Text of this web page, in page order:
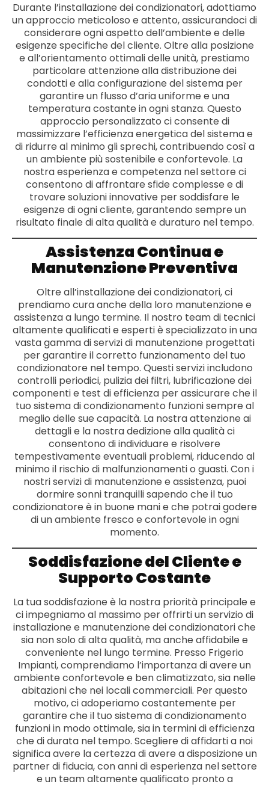
Durante l’installazione dei condizionatori, adottiamo
un approccio meticoloso e attento, assicurandoci di
considerare ogni aspetto dell’ambiente e delle
esigenze specifiche del cliente. Oltre alla posizione
e all’orientamento ottimali delle unità, prestiamo
particolare attenzione alla distribuzione dei
condotti e alla configurazione del sistema per
garantire un flusso d’aria uniforme e una
temperatura costante in ogni stanza. Questo
approccio personalizzato ci consente di
massimizzare l’efficienza energetica del sistema e
di ridurre al minimo gli sprechi, contribuendo così a
un ambiente più sostenibile e confortevole. La
nostra esperienza e competenza nel settore ci
consentono di affrontare sfide complesse e di
trovare soluzioni innovative per soddisfare le
esigenze di ogni cliente, garantendo sempre un
risultato finale di alta qualità e duraturo nel tempo.
Assistenza Continua e
Manutenzione Preventiva
Oltre all’installazione dei condizionatori, ci
prendiamo cura anche della loro manutenzione e
assistenza a lungo termine. Il nostro team di tecnici
altamente qualificati e esperti è specializzato in una
vasta gamma di servizi di manutenzione progettati
per garantire il corretto funzionamento del tuo
condizionatore nel tempo. Questi servizi includono
controlli periodici, pulizia dei filtri, lubrificazione dei
componenti e test di efficienza per assicurare che il
tuo sistema di condizionamento funzioni sempre al
meglio delle sue capacità. La nostra attenzione ai
dettagli e la nostra dedizione alla qualità ci
consentono di individuare e risolvere
tempestivamente eventuali problemi, riducendo al
minimo il rischio di malfunzionamenti o guasti. Con i
nostri servizi di manutenzione e assistenza, puoi
dormire sonni tranquilli sapendo che il tuo
condizionatore è in buone mani e che potrai godere
di un ambiente fresco e confortevole in ogni
momento.
Soddisfazione del Cliente e
Supporto Costante
La tua soddisfazione è la nostra priorità principale e
ci impegniamo al massimo per offrirti un servizio di
installazione e manutenzione dei condizionatori che
sia non solo di alta qualità, ma anche affidabile e
conveniente nel lungo termine. Presso Frigerio
Impianti, comprendiamo l’importanza di avere un
ambiente confortevole e ben climatizzato, sia nelle
abitazioni che nei locali commerciali. Per questo
motivo, ci adoperiamo costantemente per
garantire che il tuo sistema di condizionamento
funzioni in modo ottimale, sia in termini di efficienza
che di durata nel tempo. Scegliere di affidarti a noi
significa avere la certezza di avere a disposizione un
partner di fiducia, con anni di esperienza nel settore
e un team altamente qualificato pronto a